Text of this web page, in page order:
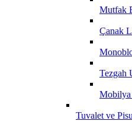
Mutfak
Çanak
Tezgah
Tuvalet ve